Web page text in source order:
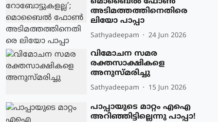
അടിമത്തത്തിനെതിരെ
ലിയോ പാപ്പാ
Sathyadeepam 24 Jun 2026
വിമോചന സമര
രക്തസാക്ഷികളെ
അനുസ്മരിച്ചു
Sathyadeepam 15 Jun 2026
പാപ്പായുടെ മാറ്റം എഐ
അറിഞ്ഞിട്ടില്ലെന്നു പാപ്പാ!